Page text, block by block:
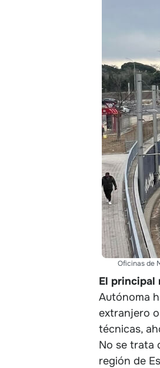
Oficinas de
El principal
Autónoma
extranjero
técnicas,
No se trata
región de